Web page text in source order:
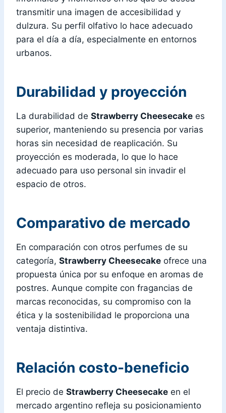
transmitir una imagen de accesibilidad y
dulzura. Su perfil olfativo lo hace adecuado
para el día a día, especialmente en entornos
urbanos.
Durabilidad y proyección
La durabilidad de Strawberry Cheesecake es
superior, manteniendo su presencia por varias
horas sin necesidad de reaplicación. Su
proyección es moderada, lo que lo hace
adecuado para uso personal sin invadir el
espacio de otros.
Comparativo de mercado
En comparación con otros perfumes de su
categoría, Strawberry Cheesecake ofrece una
propuesta única por su enfoque en aromas de
postres. Aunque compite con fragancias de
marcas reconocidas, su compromiso con la
ética y la sostenibilidad le proporciona una
ventaja distintiva.
Relación costo-beneficio
El precio de Strawberry Cheesecake en el
mercado argentino refleja su posicionamiento